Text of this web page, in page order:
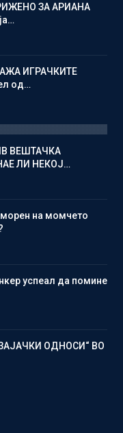
ЗА АРИАНА
ИГРАЧКИТЕ
од…
ВЕШТАЧКА
ЛИ НЕКОЈ…
на момчето
успеал да помине
ОДНОСИ“ ВО